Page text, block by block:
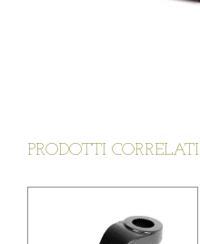
PRODOTTI CORRELATI